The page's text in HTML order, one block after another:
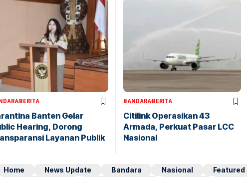
BERITA
Banten Gelar
Hearing, Dorong
Layanan Publik
BANDARABERITA
Citilink Operasikan 43
Armada, Perkuat Pasar LCC
Nasional
Home News Update Bandara Nasional Featured